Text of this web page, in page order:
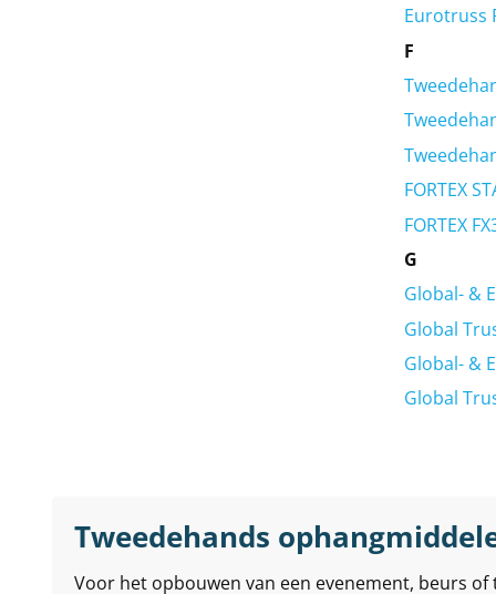
Eurotruss
F
FORTEX
FORTEX
G
Global- &
Global
Global- &
Global
Tweedehands
Voor het opbouwen van een evenement, beurs